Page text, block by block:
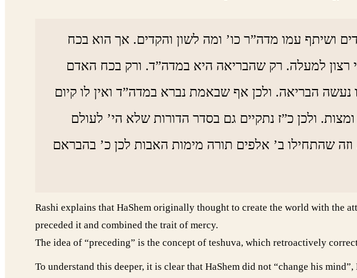
ושיתף עמו מדה”ר כו’ ומה לשון והקדים. אך הוא בכח
רצון למעלה. רק שהבריאה היא במדה”ד. ורק בכח האדם
הבריאה. ולכן אף שבאמת נברא במדה”ד ואין לו קיום
ולכן כ”ז נתקיים גם בסדר הדורות שלא הי’ לעולם
שהתחילו ב’ אלפים תורה מימות האבות לכן כ’ בהבראם
Rashi explains that HaShem originally thought to create the world with the
preceded it and combined the trait of mercy.
The idea of “preceding” is the concept of teshuva, which retroactively
To understand this deeper, it is clear that HaShem did not “change his